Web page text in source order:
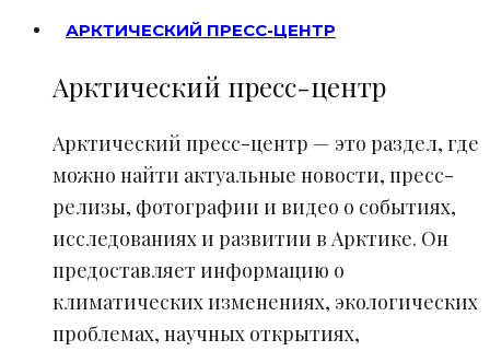
АРКТИЧЕСКИЙ ПРЕСС-ЦЕНТР
Арктический пресс-центр
Арктический пресс-центр — это раздел, где
можно найти актуальные новости, пресс-
релизы, фотографии и видео о событиях,
исследованиях и развитии в Арктике. Он
предоставляет информацию о
климатических изменениях, экологических
проблемах, научных открытиях,